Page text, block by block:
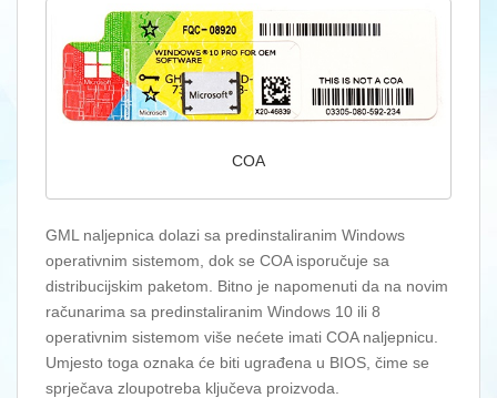
COA
GML naljepnica dolazi sa predinstaliranim Windows
operativnim sistemom, dok se COA isporučuje sa
distribucijskim paketom. Bitno je napomenuti da na novim
računarima sa predinstaliranim Windows 10 ili 8
operativnim sistemom više nećete imati COA naljepnicu.
Umjesto toga oznaka će biti ugrađena u BIOS, čime se
sprječava zloupotreba ključeva proizvoda.